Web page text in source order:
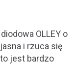
OLLEY o
i rzuca się
jest bardzo